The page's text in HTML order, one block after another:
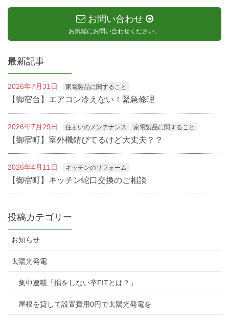
お問い合わせ
お気軽にお問い合わせください。
最新記事
2026年7月31日 家電製品に関すること
【御宿台】エアコン冷えない！緊急修理
2026年7月29日 住まいのメンテナンス 家電製品に関すること
【御宿町】室外機錆びてるけど大丈夫？？
2026年4月11日 キッチンのリフォーム
【御宿町】キッチン蛇口交換のご相談
投稿カテゴリー
お知らせ
太陽光発電
集中連載「損をしない卒FITとは？」
屋根を貸して設置費用0円で太陽光発電を